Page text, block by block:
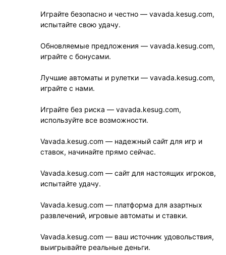
Играйте безопасно и честно — vavada.kesug.com,
испытайте свою удачу.
Обновляемые предложения — vavada.kesug.com,
играйте с бонусами.
Лучшие автоматы и рулетки — vavada.kesug.com,
играйте с нами.
Играйте без риска — vavada.kesug.com,
используйте все возможности.
Vavada.kesug.com — надежный сайт для игр и
ставок, начинайте прямо сейчас.
Vavada.kesug.com — сайт для настоящих игроков,
испытайте удачу.
Vavada.kesug.com — платформа для азартных
развлечений, игровые автоматы и ставки.
Vavada.kesug.com — ваш источник удовольствия,
выигрывайте реальные деньги.